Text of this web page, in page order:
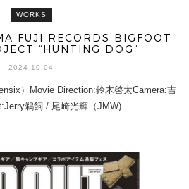
WORKS
FUJI RECORDS BIGFOOT
“HUNTING DOG”
2024-10-04
）Movie Direction:鈴木啓太Camera:吉
鵜飼 / 尾崎光輝（JMW)…